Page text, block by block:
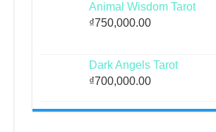
Animal Wisdom Tarot
₫750,000.00
Dark Angels Tarot
₫700,000.00